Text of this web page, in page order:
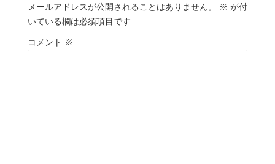
メールアドレスが公開されることはありません。 ※ が付
いている欄は必須項目です
コメント ※